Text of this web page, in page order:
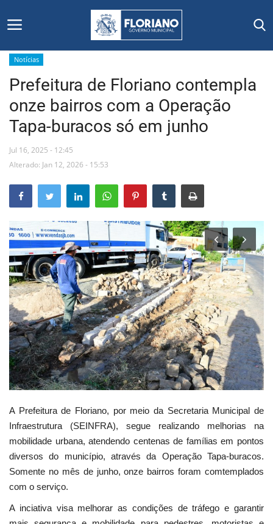
Início
Editais
Floriano
Mural de Licitações
Notícias
Vídeos
Webmail
Contato
Notícias
Prefeitura de Floriano contempla
onze bairros com a Operação
Tapa-buracos só em junho
Jul 16, 2025 - 12:45
Alterado: Jan 12, 2026 - 15:53
A Prefeitura de Floriano, por meio da Secretaria Municipal de
Infraestrutura (SEINFRA), segue realizando melhorias na
mobilidade urbana, atendendo centenas de famílias em pontos
diversos do município, através da Operação Tapa-buracos.
Somente no mês de junho, onze bairros foram comtemplados
com o serviço.
A inciativa visa melhorar as condições de tráfego e garantir